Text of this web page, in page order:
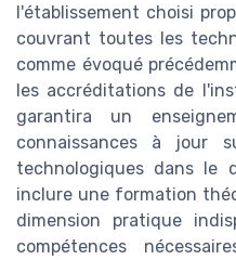
l'établissement choisi
couvrant toutes les
comme évoqué
les accréditations de
garantira un
connaissances à jour
technologiques dans le
inclure une formation
dimension pratique
compétences